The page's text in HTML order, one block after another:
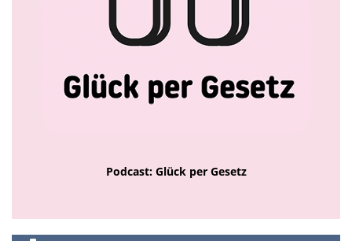
Podcast: Glück per Gesetz